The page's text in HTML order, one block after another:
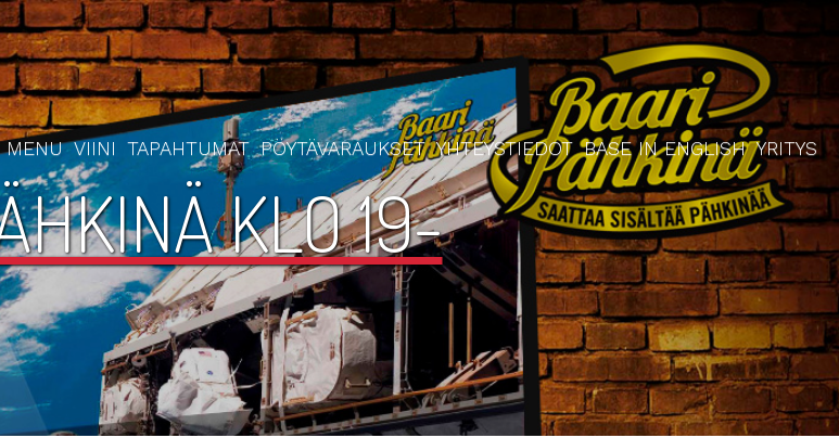
MENU VIINI TAPAHTUMAT PÖYTÄVARAUKSET YHTEYSTIEDOT BASE IN ENGLISH YRITYS
KLO 19-